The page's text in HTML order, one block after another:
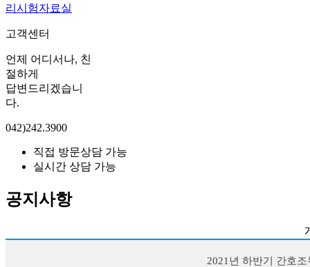
리 시험자료실
고객센터
언제 어디서나, 친
절하게
답변드리겠습니
다.
042)242.3900
직접 방문상담 가능
실시간 상담 가능
공지사항
2021년 하반기 간호